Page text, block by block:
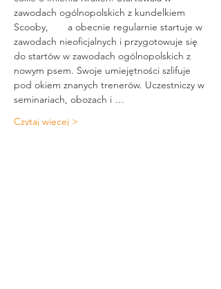
zawodach ogólnopolskich z kundelkiem
Scooby,       a obecnie regularnie startuje w
zawodach nieoficjalnych i przygotowuje się
do startów w zawodach ogólnopolskich z
nowym psem. Swoje umiejętności szlifuje
pod okiem znanych trenerów. Uczestniczy w
seminariach, obozach i …
Czytaj więcej >